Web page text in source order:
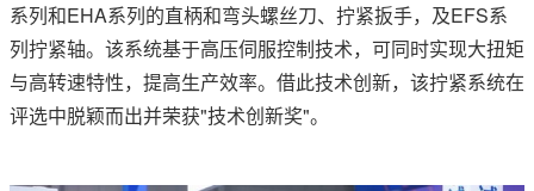
系列和EHA系列的直柄和弯头螺丝刀、拧紧扳手，及EFS系
列拧紧轴。该系统基于高压伺服控制技术，可同时实现大扭矩
与高转速特性，提高生产效率。借此技术创新，该拧紧系统在
评选中脱颖而出并荣获"技术创新奖"。